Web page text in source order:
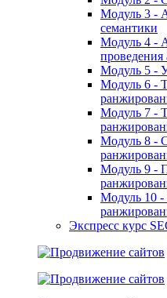
Модуль 3 -
семантики
Модуль 4 -
проведения
Модуль 5 -
Модуль 6 -
Модуль 7 -
Модуль 8 -
Модуль 9 -
Модуль 10 -
Экспресс курс